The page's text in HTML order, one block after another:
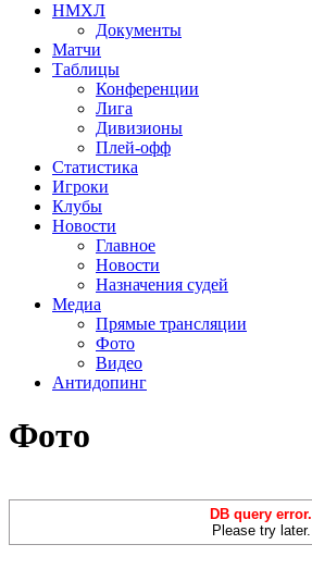
НМХЛ
Документы
Матчи
Таблицы
Конференции
Лига
Дивизионы
Плей-офф
Статистика
Игроки
Клубы
Новости
Главное
Новости
Назначения судей
Медиа
Прямые трансляции
Фото
Видео
Антидопинг
Фото
DB query error.
Please try later.